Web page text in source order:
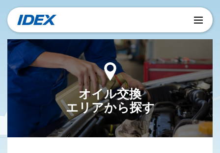
オイル交換
エリアから探す